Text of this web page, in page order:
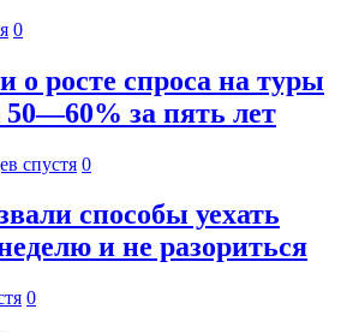
0
о росте спроса на туры
50—60% за пять лет
спустя 0
способы уехать
и не разориться
0